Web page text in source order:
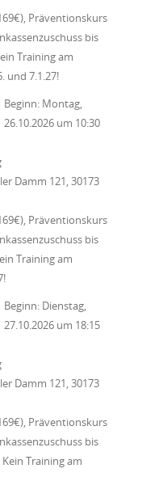
Präventionskurs
bis
Training am
und 7.1.27!
Beginn: Montag,
26.10.2026 um 10:30
Damm 121, 30173
Präventionskurs
bis
Training am
Beginn: Dienstag,
27.10.2026 um 18:15
Damm 121, 30173
Präventionskurs
bis
Training am